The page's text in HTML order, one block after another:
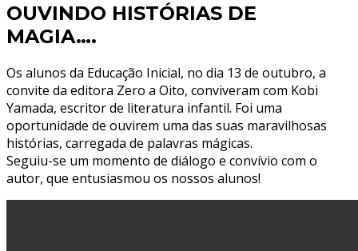
OUVINDO HISTÓRIAS DE
MAGIA….
Os alunos da Educação Inicial, no dia 13 de outubro, a
convite da editora Zero a Oito, conviveram com Kobi
Yamada, escritor de literatura infantil. Foi uma
oportunidade de ouvirem uma das suas maravilhosas
histórias, carregada de palavras mágicas.
Seguiu-se um momento de diálogo e convívio com o
autor, que entusiasmou os nossos alunos!